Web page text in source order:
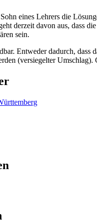
eines Lehrers die
derzeit davon aus, dass
sein.
Entweder dadurch,
(versiegelter